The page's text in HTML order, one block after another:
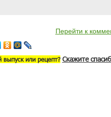
Перейти к
или рецепт? Скажите